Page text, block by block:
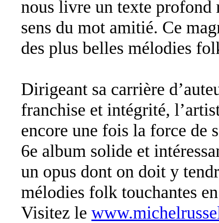
nous livre un texte
sens du mot amitié. Ce
des plus belles mélodies
Dirigeant sa carrière
franchise et intégrité,
encore une fois la force de
6e album solide et
un opus dont on doit y
mélodies folk touchantes
Visitez le